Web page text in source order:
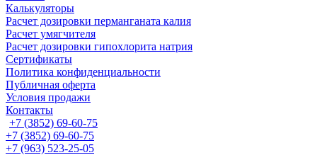
Калькуляторы
Расчет дозировки перманганата калия
Расчет умягчителя
Расчет дозировки гипохлорита натрия
Сертификаты
Политика конфиденциальности
Публичная оферта
Условия продажи
Контакты
+7 (3852) 69-60-75
+7 (3852) 69-60-75
+7 (963) 523-25-05